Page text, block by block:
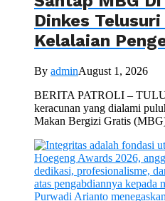
Dinkes
Kelalaian
By adminAugust 1, 2026
BERITA PATROLI –
keracunan yang dialami
Makan Bergizi Gratis